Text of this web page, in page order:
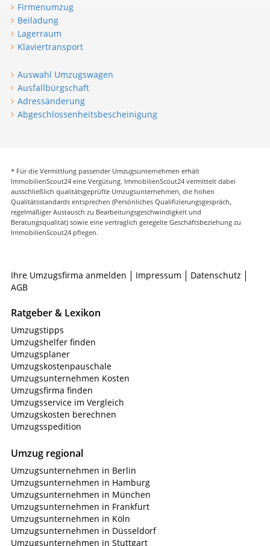
Firmenumzug
Beiladung
Lagerraum
Klaviertransport
Auswahl Umzugswagen
Ausfallbürgschaft
Adressänderung
Abgeschlossenheitsbescheinigung
* Für die Vermittlung passender Umzugsunternehmen erhält
ImmobilienScout24 eine Vergütung. ImmobilienScout24 vermittelt dabei
ausschließlich qualitätsgeprüfte Umzugsunternehmen, die hohen
Qualitätsstandards entsprechen (Persönliches Qualifizierungsgespräch,
regelmäßiger Austausch zu Bearbeitungsgeschwindigkeit und
Beratungsqualität) sowie eine vertraglich geregelte Geschäftsbeziehung zu
ImmobilienScout24 pflegen.
Ihre Umzugsfirma anmelden Impressum
Datenschutz
AGB
Ratgeber & Lexikon
Umzugstipps
Umzugshelfer finden
Umzugsplaner
Umzugskostenpauschale
Umzugsunternehmen Kosten
Umzugsfirma finden
Umzugsservice im Vergleich
Umzugskosten berechnen
Umzugsspedition
Umzug regional
Umzugsunternehmen in Berlin
Umzugsunternehmen in Hamburg
Umzugsunternehmen in München
Umzugsunternehmen in Frankfurt
Umzugsunternehmen in Köln
Umzugsunternehmen in Düsseldorf
Umzugsunternehmen in Stuttgart